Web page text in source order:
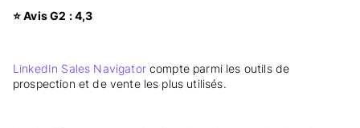
⭐ Avis G2 : 4,3
LinkedIn Sales Navigatorcompte parmi les outils de
prospection et de vente les plus utilisés.